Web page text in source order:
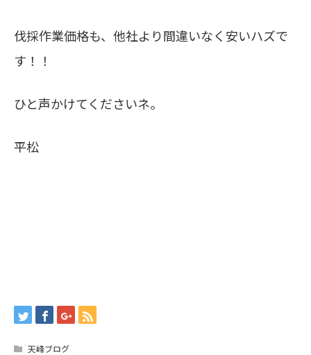
伐採作業価格も、他社より間違いなく安いハズで
す！！
ひと声かけてくださいネ。
平松
天峰ブログ